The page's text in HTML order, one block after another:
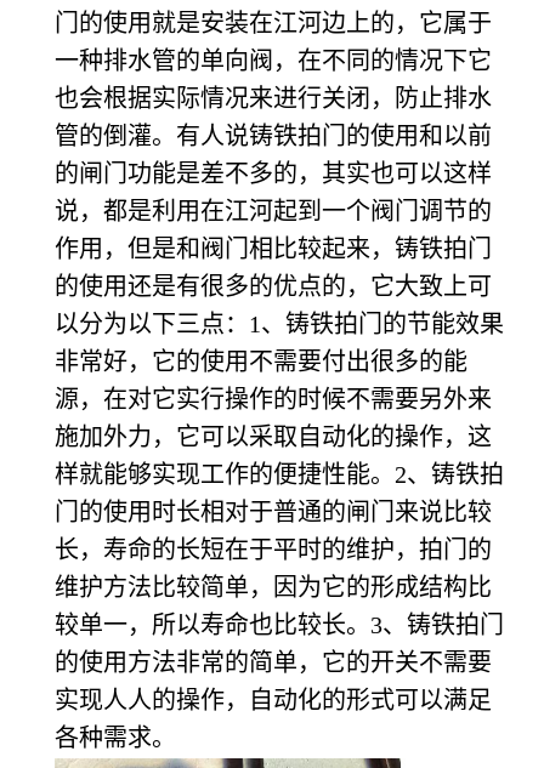
门的使用就是安装在江河边上的，它属于
一种排水管的单向阀，在不同的情况下它
也会根据实际情况来进行关闭，防止排水
管的倒灌。有人说铸铁拍门的使用和以前
的闸门功能是差不多的，其实也可以这样
说，都是利用在江河起到一个阀门调节的
作用，但是和阀门相比较起来，铸铁拍门
的使用还是有很多的优点的，它大致上可
以分为以下三点：1、铸铁拍门的节能效果
非常好，它的使用不需要付出很多的能
源，在对它实行操作的时候不需要另外来
施加外力，它可以采取自动化的操作，这
样就能够实现工作的便捷性能。2、铸铁拍
门的使用时长相对于普通的闸门来说比较
长，寿命的长短在于平时的维护，拍门的
维护方法比较简单，因为它的形成结构比
较单一，所以寿命也比较长。3、铸铁拍门
的使用方法非常的简单，它的开关不需要
实现人人的操作，自动化的形式可以满足
各种需求。